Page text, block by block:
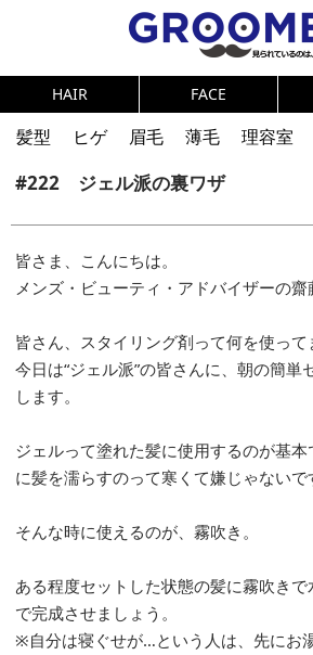
HAIR FACE
髪型 ヒゲ 眉毛 薄毛 理容室
ヘアカタログ
体臭 ニオイ
メンズコスメ
NEWS PICK UP
テストステロン
海外セレブ 眉毛
トレーニング
好印象な男
頭皮ケ
#222 ジェル派の裏ワザ
皆さま、こんにちは。
メンズ・ビューティ・アドバイザーの齋
皆さん、スタイリング剤って何を使って
今日は“ジェル派”の皆さんに、朝の簡単
します。
ジェルって塗れた髪に使用するのが基
に髪を濡らすのって寒くて嫌じゃないで
そんな時に使えるのが、霧吹き。
ある程度セットした状態の髪に霧吹き
で完成させましょう。
※自分は寝ぐせが…という人は、先にお